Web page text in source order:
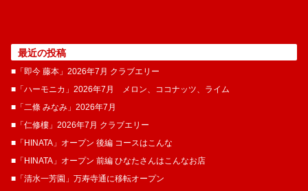
最近の投稿
■「即今 藤本」2026年7月 クラブエリー
■「ハーモニカ」2026年7月 メロン、ココナッツ、ライム
■「二條 みなみ」2026年7月
■「仁修樓」2026年7月 クラブエリー
■「HINATA」オープン 後編 コースはこんな
■「HINATA」オープン 前編 ひなたさんはこんなお店
■「清水一芳園」万寿寺通に移転オープン